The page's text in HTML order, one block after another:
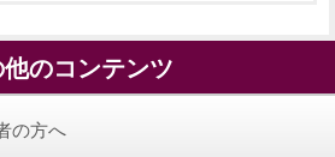
のコンテンツ
の方へ